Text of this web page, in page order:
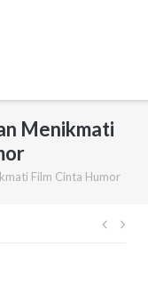
Menikmati
Film Cinta Humor